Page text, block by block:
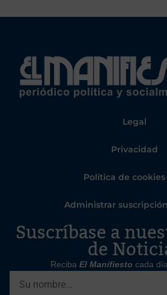
Legal
Privacidad
Política de cookies
Administrar
Suscríbase a
de
Reciba El Manifiesto cada